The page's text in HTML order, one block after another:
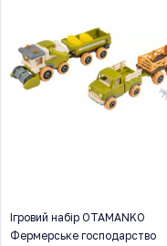
Ігровий набір OTAMANKO
Фермерське господарство